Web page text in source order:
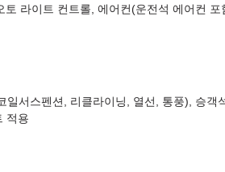
토 라이트 컨트롤, 에어컨(운전석 에어컨
일서스펜션, 리클라이닝, 열선, 통풍), 승객
적용